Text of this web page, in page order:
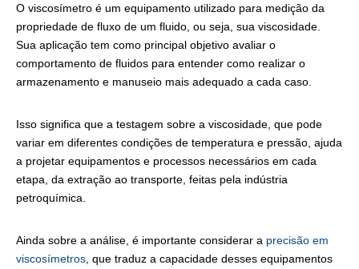
O viscosímetro é um equipamento utilizado para medição da
propriedade de fluxo de um fluido, ou seja, sua viscosidade.
Sua aplicação tem como principal objetivo avaliar o
comportamento de fluidos para entender como realizar o
armazenamento e manuseio mais adequado a cada caso.
Isso significa que a testagem sobre a viscosidade, que pode
variar em diferentes condições de temperatura e pressão, ajuda
a projetar equipamentos e processos necessários em cada
etapa, da extração ao transporte, feitas pela indústria
petroquímica.
Ainda sobre a análise, é importante considerar a precisão em
viscosímetros , que traduz a capacidade desses equipamentos